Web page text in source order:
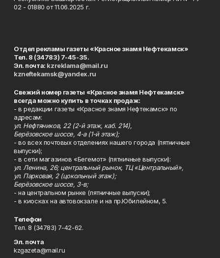
02 - 01880 от 11.06.2025 г.
Отдел рекламы газеты «Красное знамя Нефтекамск»
Тел. 8 (34783) 7-45-35.
Эл. почта: kzreklama@mail.ru
kzneftekamsk@yandex.ru
Свежий номер газеты «Красное знамя Нефтекамск»
всегда можно купить в точках продаж:
- в редакции газеты «Красное знамя Нефтекамск» по
адресам:
ул. Нефтяников, 22 (2-й этаж, каб. 214),
Берёзовское шоссе, 4-а (1-й этаж);
- во всех почтовых отделениях нашего города (пятничные
выпуски);
- в сети магазинов «Бегемот» (пятничные выпуски):
ул. Ленина, 26; центральный рынок, ТЦ «Центральный»,
ул. Парковая, 2 (цокольный этаж);
Берёзовское шоссе, 3-в;
- на центральном рынке (пятничные выпуски);
- в киосках на автовокзале и на пр.Юбилейном, 5.
Телефон
Тел. 8 (34783) 7-42-62.
Эл. почта
kzgazeta@mail.ru